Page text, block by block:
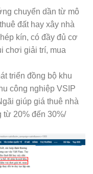
chuyển dần từ mô
đất hay xây nhà
kín, có đầy đủ cơ
chơi giải trí, mua
triển đồng bộ khu
công nghiệp VSIP
giúp giá thuê nhà
20% đến 30%/